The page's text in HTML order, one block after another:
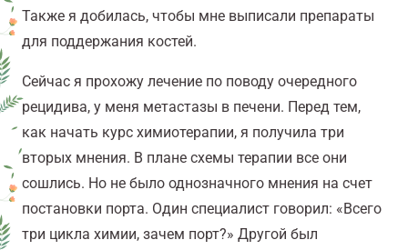
Также я добилась, чтобы мне выписали препараты
для поддержания костей.
Сейчас я прохожу лечение по поводу очередного
рецидива, у меня метастазы в печени. Перед тем,
как начать курс химиотерапии, я получила три
вторых мнения. В плане схемы терапии все они
сошлись. Но не было однозначного мнения на счет
постановки порта. Один специалист говорил: «Всего
три цикла химии, зачем порт?» Другой был